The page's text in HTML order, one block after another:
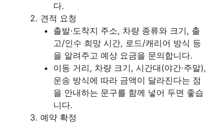
다.
견적 요청
출발·도착지 주소, 차량 종류와 크기, 출
고/인수 희망 시간, 로드/캐리어 방식 등
을 알려주고 예상 요금을 문의합니다.
이동 거리, 차량 크기, 시간대(야간·주말),
운송 방식에 따라 금액이 달라진다는 점
을 안내하는 문구를 함께 넣어 두면 좋습
니다.
예약 확정